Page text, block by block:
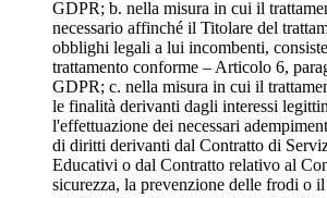
GDPR; b. nella misura in cui il
necessario affinché il Titolare del
obblighi legali a lui incombenti,
trattamento conforme – Articolo 6,
GDPR; c. nella misura in cui il
le finalità derivanti dagli interessi
l'effettuazione dei necessari
di diritti derivanti dal Contratto di
Educativi o dal Contratto relativo al
sicurezza, la prevenzione delle frodi o